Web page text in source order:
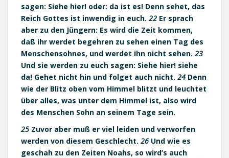
sagen: Siehe hier! oder: da ist es! Denn sehet, das
Reich Gottes ist inwendig in euch. 22 Er sprach
aber zu den Jüngern: Es wird die Zeit kommen,
daß ihr werdet begehren zu sehen einen Tag des
Menschensohnes, und werdet ihn nicht sehen. 23
Und sie werden zu euch sagen: Siehe hier! siehe
da! Gehet nicht hin und folget auch nicht. 24 Denn
wie der Blitz oben vom Himmel blitzt und leuchtet
über alles, was unter dem Himmel ist, also wird
des Menschen Sohn an seinem Tage sein.
25 Zuvor aber muß er viel leiden und verworfen
werden von diesem Geschlecht. 26 Und wie es
geschah zu den Zeiten Noahs, so wird’s auch